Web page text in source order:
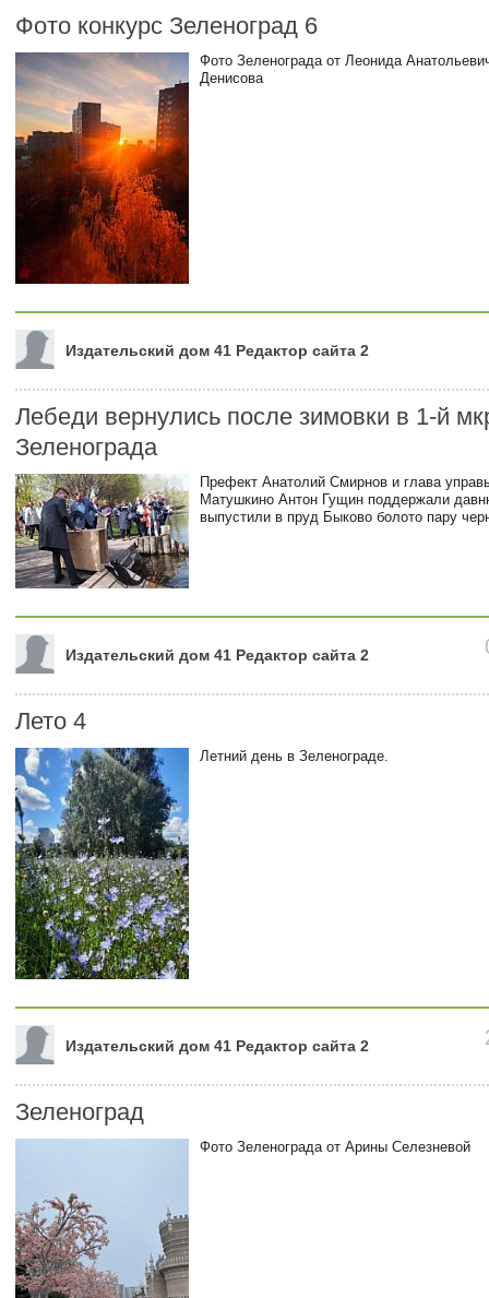
Фото конкурс Зеленоград 6
Фото Зеленограда от Леонида
Денисова
Издательский дом 41 Редактор сайта 2
Лебеди вернулись после зимовки в 1-й
Зеленограда
Префект Анатолий Смирнов и глава
Матушкино Антон Гущин поддержали
выпустили в пруд Быково болото пару
Издательский дом 41 Редактор сайта 2
Лето 4
Летний день в Зеленограде.
Издательский дом 41 Редактор сайта 2
Зеленоград
Фото Зеленограда от Арины Селезневой